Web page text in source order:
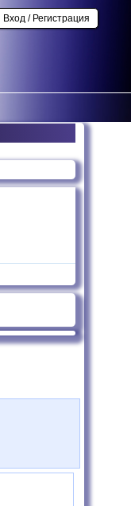
Вход / Регистрация